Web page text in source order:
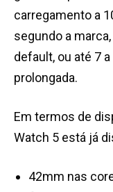
carregamento a
segundo a
default, ou até 7
prolongada.
Em termos de
Watch 5 está já
42mm nas